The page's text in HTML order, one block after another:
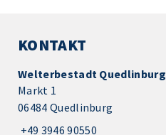
KONTAKT
Welterbestadt Quedlinburg
Markt 1
06484 Quedlinburg
+49 3946 90550